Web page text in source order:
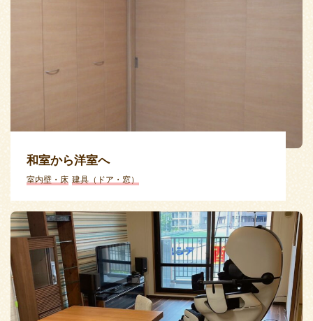
和室から洋室へ
室内壁・床 建具（ドア・窓）